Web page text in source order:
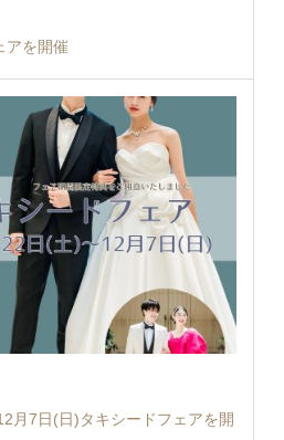
アを開催
月7日(日)タキシードフェアを開